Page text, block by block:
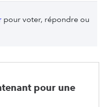
pour voter, répondre ou
pour une